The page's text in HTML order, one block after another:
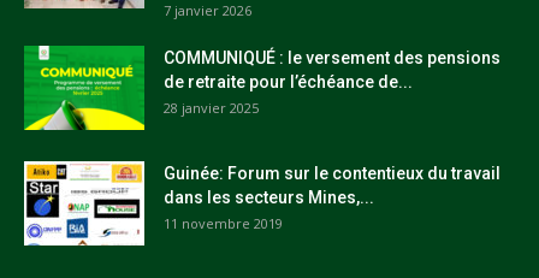
7 janvier 2026
COMMUNIQUÉ : le versement des pensions
de retraite pour l’échéance de...
28 janvier 2025
Guinée: Forum sur le contentieux du travail
dans les secteurs Mines,...
11 novembre 2019